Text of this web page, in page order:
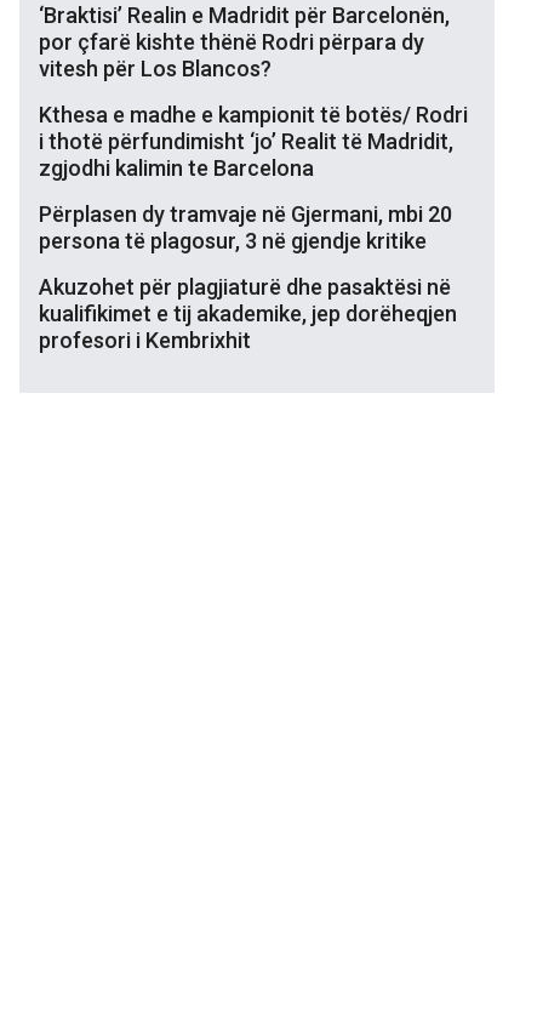
‘Braktisi’ Realin e Madridit për Barcelonën,
por çfarë kishte thënë Rodri përpara dy
vitesh për Los Blancos?
Kthesa e madhe e kampionit të botës/ Rodri
i thotë përfundimisht ‘jo’ Realit të Madridit,
zgjodhi kalimin te Barcelona
Përplasen dy tramvaje në Gjermani, mbi 20
persona të plagosur, 3 në gjendje kritike
Akuzohet për plagjiaturë dhe pasaktësi në
kualifikimet e tij akademike, jep dorëheqjen
profesori i Kembrixhit